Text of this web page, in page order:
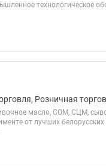
технологическое
Розничная
масло, СОМ, СЦМ,
от лучших